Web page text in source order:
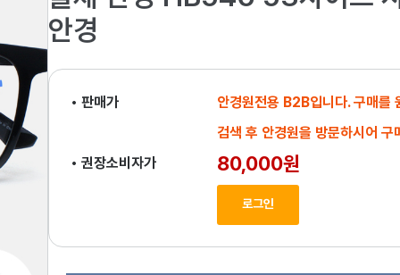
안경
• 판매가
안경원전용 B2B입니다. 구매를
검색 후 안경원을 방문하시어 구
• 권장소비자가
80,000원
로그인